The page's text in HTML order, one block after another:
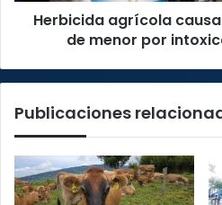
intoxicación
Herbicida agrícola
de menor por
Publicaciones